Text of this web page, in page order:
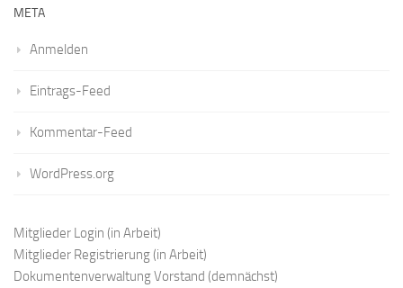
META
Anmelden
Eintrags-Feed
Kommentar-Feed
WordPress.org
Mitglieder Login (in Arbeit)
Mitglieder Registrierung (in Arbeit)
Dokumentenverwaltung Vorstand (demnächst)